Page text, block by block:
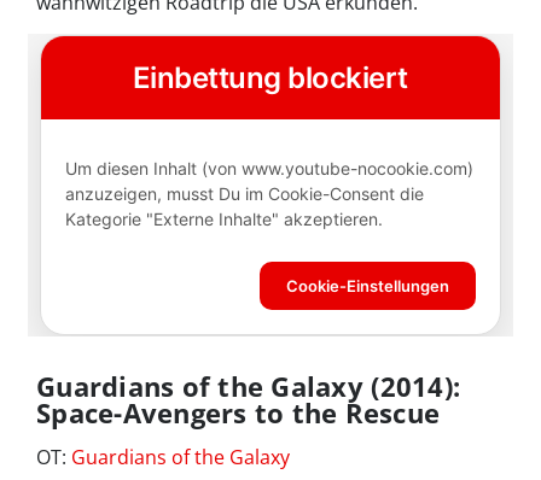
Guardians of the Galaxy (2014):
Space-Avengers to the Rescue
OT: Guardians of the Galaxy